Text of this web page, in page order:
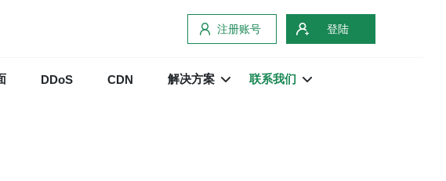
注册账号 登陆
DDoS CDN 解决方案 联系我们